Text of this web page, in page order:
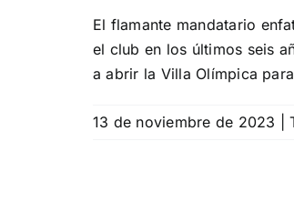
El flamante mandatario
el club en los últimos seis
a abrir la Villa Olímpica
13 de noviembre de 2023